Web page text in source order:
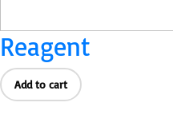
Reagent
Add to cart